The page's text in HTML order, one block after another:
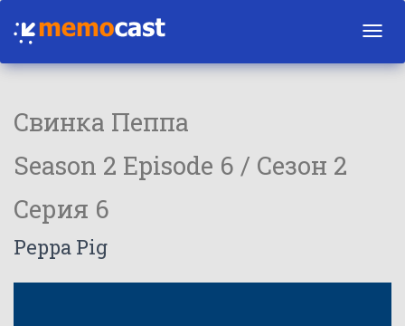
Свинка Пеппа
Season 2 Episode 6 / Сезон 2
Серия 6
Peppa Pig